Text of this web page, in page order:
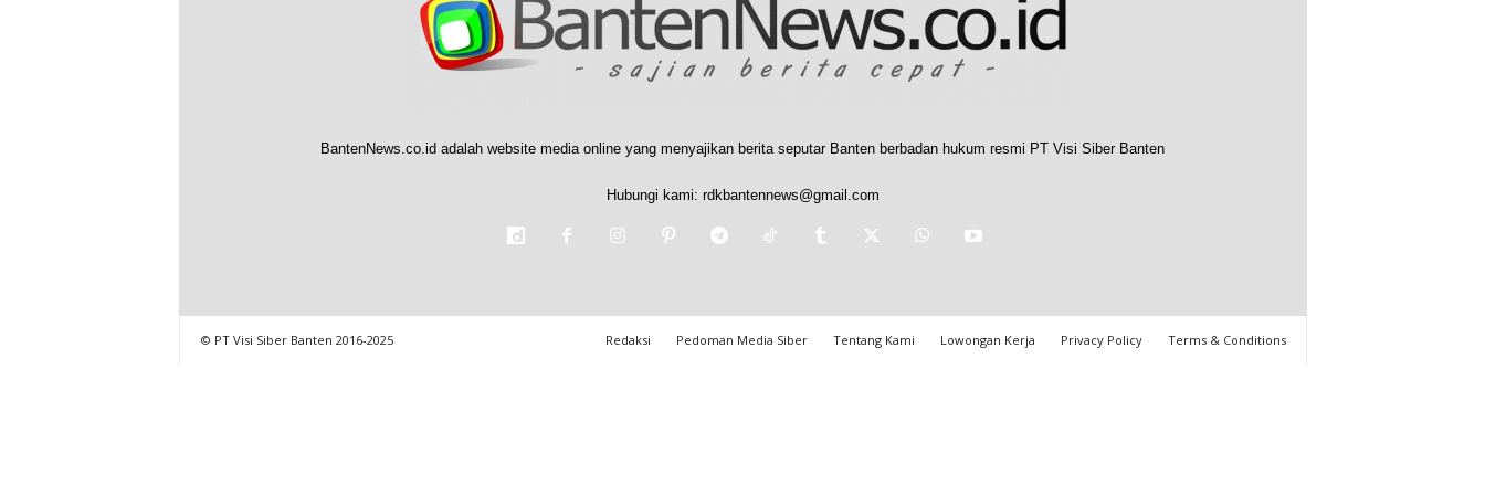
BantenNews.co.id adalah website media online yang menyajikan berita seputar Banten berbadan hukum resmi PT Visi Siber Banten
Hubungi kami: rdkbantennews@gmail.com
Redaksi Pedoman Media Siber Tentang Kami Lowongan Kerja Privacy Policy Terms & Conditions
© PT Visi Siber Banten 2016-2025